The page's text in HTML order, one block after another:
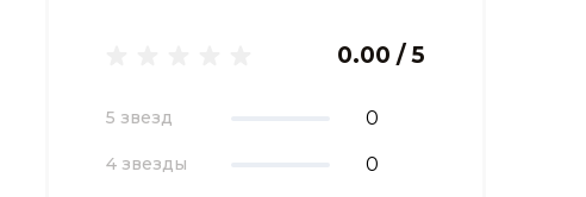
0.00 / 5
5 звезд 0
4 звезды 0